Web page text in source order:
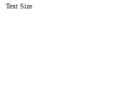
Text Size